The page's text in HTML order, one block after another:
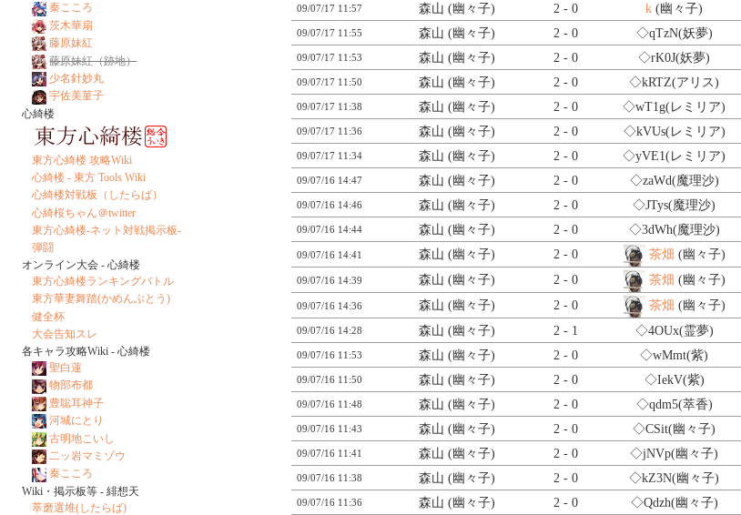
09/07/17 11:57 森山 (幽々子) 2 - 0 k (幽々子)
09/07/17 11:55 森山 (幽々子) 2 - 0 ◇qTzN(妖夢)
09/07/17 11:53 森山 (幽々子) 2 - 0 ◇rK0J(妖夢)
09/07/17 11:50 森山 (幽々子) 2 - 0 ◇kRTZ(アリス)
09/07/17 11:38 森山 (幽々子) 2 - 0 ◇wT1g(レミリア)
09/07/17 11:36 森山 (幽々子) 2 - 0 ◇kVUs(レミリア)
09/07/17 11:34 森山 (幽々子) 2 - 0 ◇yVE1(レミリア)
09/07/16 14:47 森山 (幽々子) 2 - 0 ◇zaWd(魔理沙)
09/07/16 14:46 森山 (幽々子) 2 - 0 ◇JTys(魔理沙)
09/07/16 14:44 森山 (幽々子) 2 - 0 ◇3dWh(魔理沙)
09/07/16 14:41 森山 (幽々子) 2 - 0 茶畑 (幽々子)
09/07/16 14:39 森山 (幽々子) 2 - 0 茶畑 (幽々子)
09/07/16 14:36 森山 (幽々子) 2 - 0 茶畑 (幽々子)
09/07/16 14:28 森山 (幽々子) 2 - 1 ◇4OUx(霊夢)
09/07/16 11:53 森山 (幽々子) 2 - 0 ◇wMmt(紫)
09/07/16 11:50 森山 (幽々子) 2 - 0 ◇IekV(紫)
09/07/16 11:48 森山 (幽々子) 2 - 0 ◇qdm5(萃香)
09/07/16 11:43 森山 (幽々子) 2 - 0 ◇CSit(幽々子)
09/07/16 11:41 森山 (幽々子) 2 - 0 ◇jNVp(幽々子)
09/07/16 11:38 森山 (幽々子) 2 - 0 ◇kZ3N(幽々子)
09/07/16 11:36 森山 (幽々子) 2 - 0 ◇Qdzh(幽々子)
秦こころ
茨木華扇
藤原妹紅
藤原妹紅（跡地）
少名針妙丸
宇佐美菫子
心綺楼
東方心綺楼 攻略Wiki
心綺楼 - 東方 Tools Wiki
心綺楼対戦板（したらば）
心綺桜ちゃん＠twitter
東方心綺楼-ネット対戦掲示板-
弾闘
オンライン大会 - 心綺楼
東方心綺楼ランキングバトル
東方華妻舞踏(かめんぶとう)
健全杯
大会告知スレ
各キャラ攻略Wiki - 心綺楼
聖白蓮
物部布都
豊聡耳神子
河城にとり
古明地こいし
二ッ岩マミゾウ
秦こころ
Wiki・掲示板等 - 緋想天
萃磨選堆(したらば)